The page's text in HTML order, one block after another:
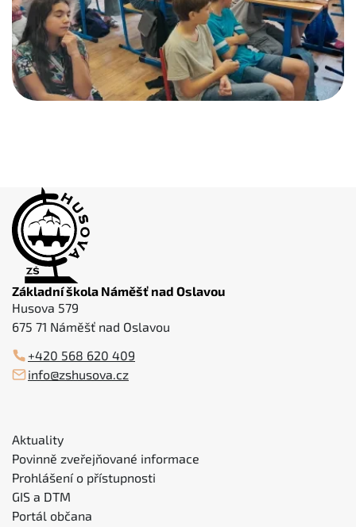
Základní škola Náměšť nad Oslavou
Husova 579
675 71 Náměšť nad Oslavou
+420 568 620 409
info@zshusova.cz
Aktuality
Povinně zveřejňované informace
Prohlášení o přístupnosti
GIS a DTM
Portál občana